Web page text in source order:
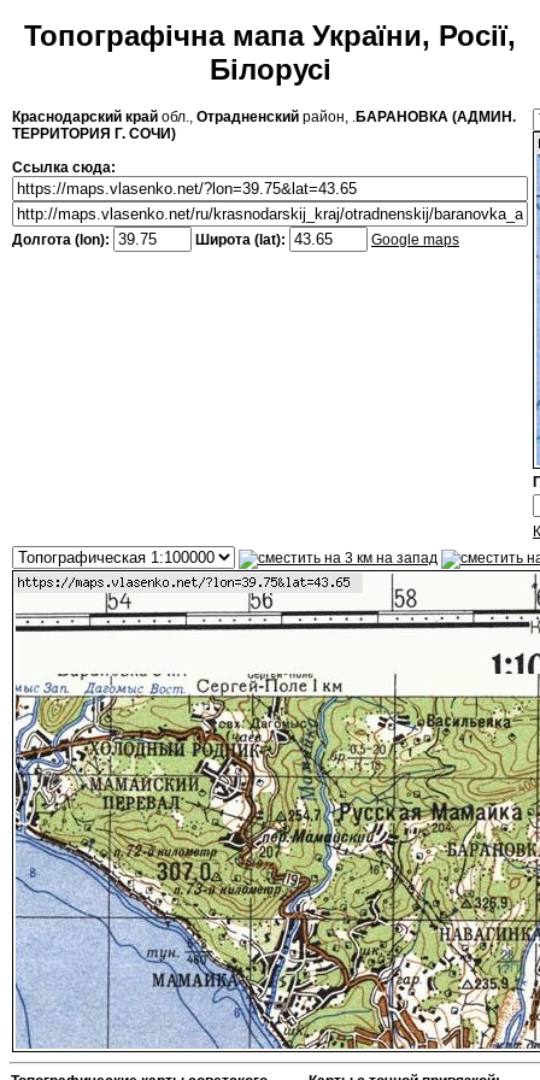
Топографічна мапа України, Росії,
Білорусі
Краснодарский край обл., Отрадненский район, .БАРАНОВКА (АДМИН.
ТЕРРИТОРИЯ Г. СОЧИ)
Ссылка сюда:
Долгота (lon): Широта (lat): Google maps